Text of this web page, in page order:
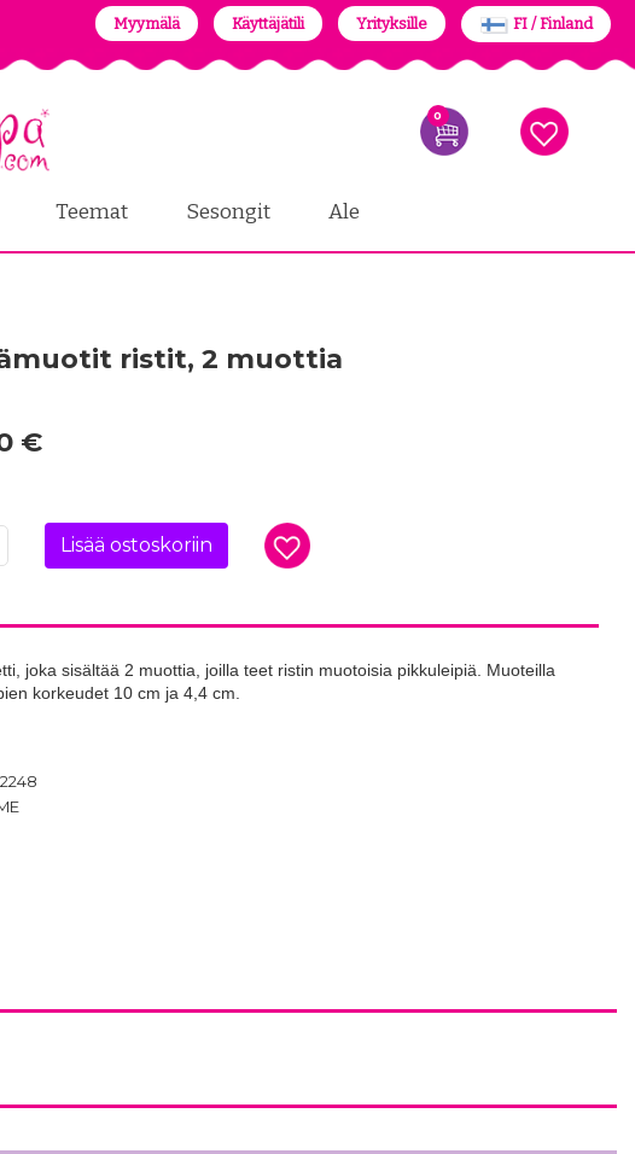
Myymälä Käyttäjätili Yrityksille FI / Finland
0
Teemat Sesongit Ale
ristit, 2 muottia
€
Lisää ostoskoriin
joka sisältää 2 muottia, joilla teet ristin muotoisia pikkuleipiä. Muoteilla
korkeudet 10 cm ja 4,4 cm.